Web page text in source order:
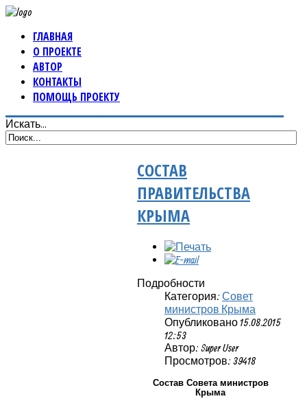
ГЛАВНАЯ
О ПРОЕКТЕ
АВТОР
КОНТАКТЫ
ПОМОЩЬ ПРОЕКТУ
Искать...
СОСТАВ
ПРАВИТЕЛЬСТВА
КРЫМА
Подробности
Категория: Совет
министров Крыма
Опубликовано 15.08.2015
12:53
Автор: Super User
Просмотров: 39418
Состав Совета министров
Крыма